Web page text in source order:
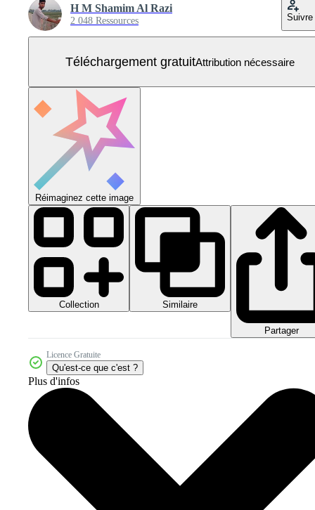
H M Shamim Al Razi
2 048 Ressources Suivre
Téléchargement gratuitAttribution nécessaire
Réimaginez cette image
Collection Similaire
Partager
Licence Gratuite
Qu'est-ce que c'est ?
Plus d'infos